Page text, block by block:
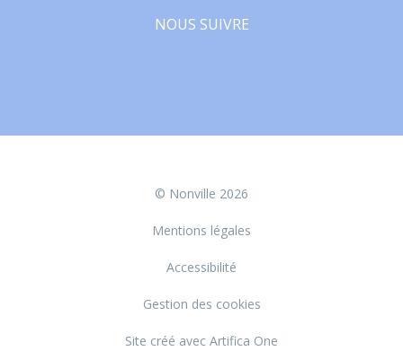
NOUS SUIVRE
© Nonville 2026
Mentions légales
Accessibilité
Gestion des cookies
Site créé avec Artifica One